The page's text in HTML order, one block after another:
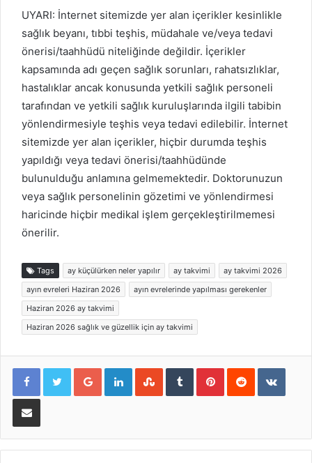
UYARI: İnternet sitemizde yer alan içerikler kesinlikle
sağlık beyanı, tıbbi teşhis, müdahale ve/veya tedavi
önerisi/taahhüdü niteliğinde değildir. İçerikler
kapsamında adı geçen sağlık sorunları, rahatsızlıklar,
hastalıklar ancak konusunda yetkili sağlık personeli
tarafından ve yetkili sağlık kuruluşlarında ilgili tabibin
yönlendirmesiyle teşhis veya tedavi edilebilir. İnternet
sitemizde yer alan içerikler, hiçbir durumda teşhis
yapıldığı veya tedavi önerisi/taahhüdünde
bulunulduğu anlamına gelmemektedir. Doktorunuzun
veya sağlık personelinin gözetimi ve yönlendirmesi
haricinde hiçbir medikal işlem gerçekleştirilmemesi
önerilir.
Tags ay küçülürken neler yapılır ay takvimi
ay takvimi 2026
ayın evreleri Haziran 2026
ayın evrelerinde yapılması gerekenler
Haziran 2026 ay takvimi
Haziran 2026 sağlık ve güzellik için ay takvimi
Google+LinkedInStumbleUpon
TumblrPinterestReddit
E-Posta ile paylaş